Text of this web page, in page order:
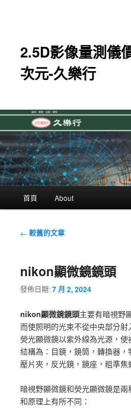
2.5D影像量測儀
次元-久樂行
首頁 About
文
覽
← 較舊的文章
nikon顯微鏡鏡頭
發佈日期:7 月 2, 2024
nikon顯微鏡鏡頭主要有暗視野
而使照明的光束不從中央部分
熒光顯微鏡以紫外線為光源，
結構為：目鏡，鏡筒，轉換器，
壓片夾，反光鏡，鏡座，粗準
暗視野顯微鏡和熒光顯微鏡是
和原理上有所不同：